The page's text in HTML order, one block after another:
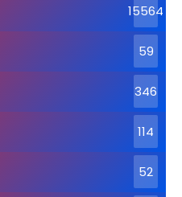
15564
59
346
114
52